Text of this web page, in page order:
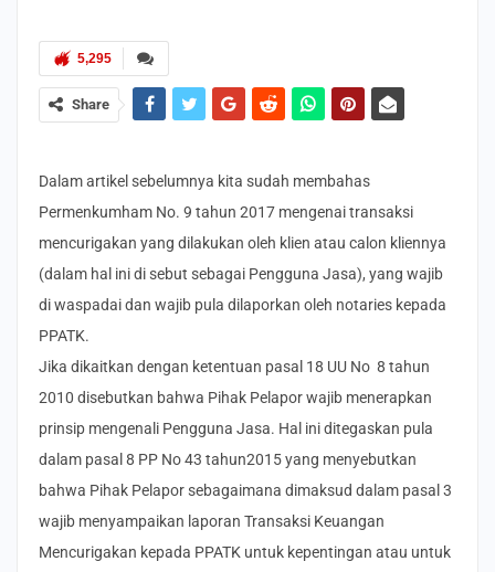
5,295
Share
Dalam artikel sebelumnya kita sudah membahas
Permenkumham No. 9 tahun 2017 mengenai transaksi
mencurigakan yang dilakukan oleh klien atau calon kliennya
(dalam hal ini di sebut sebagai Pengguna Jasa), yang wajib
di waspadai dan wajib pula dilaporkan oleh notaries kepada
PPATK.
Jika dikaitkan dengan ketentuan pasal 18 UU No 8 tahun
2010 disebutkan bahwa Pihak Pelapor wajib menerapkan
prinsip mengenali Pengguna Jasa. Hal ini ditegaskan pula
dalam pasal 8 PP No 43 tahun2015 yang menyebutkan
bahwa Pihak Pelapor sebagaimana dimaksud dalam pasal 3
wajib menyampaikan laporan Transaksi Keuangan
Mencurigakan kepada PPATK untuk kepentingan atau untuk